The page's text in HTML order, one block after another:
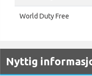
World Duty Free
Nyttig